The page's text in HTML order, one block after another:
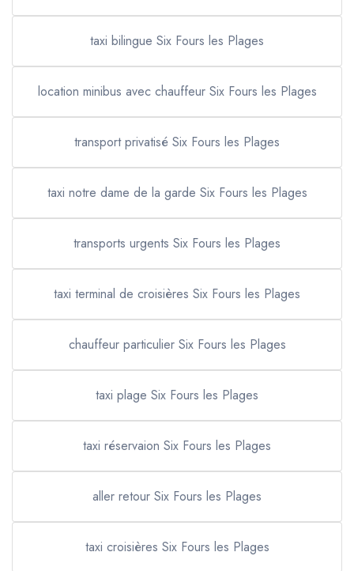
taxi bilingue Six Fours les Plages
location minibus avec chauffeur Six Fours les Plages
transport privatisé Six Fours les Plages
taxi notre dame de la garde Six Fours les Plages
transports urgents Six Fours les Plages
taxi terminal de croisières Six Fours les Plages
chauffeur particulier Six Fours les Plages
taxi plage Six Fours les Plages
taxi réservaion Six Fours les Plages
aller retour Six Fours les Plages
taxi croisières Six Fours les Plages